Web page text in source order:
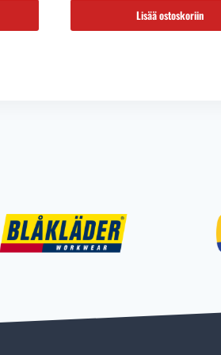
99,00 €.
85,00 €.
Lisää ostoskoriin